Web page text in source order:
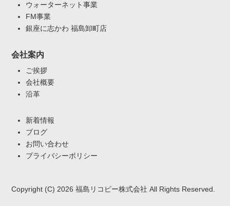
ウォーターネット事業
FM事業
銀座に志かわ 福島卸町店
会社案内
ご挨拶
会社概要
沿革
新着情報
ブログ
お問い合わせ
プライバシーポリシー
Copyright (C) 2026 福島リコピー株式会社 All Rights Reserved.